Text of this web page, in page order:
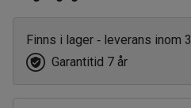
Finns i lager ‑ leverans inom 3
Garantitid 7 år